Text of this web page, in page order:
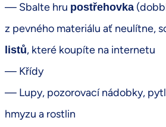
— Sbalte hru postřehovka
z pevného materiálu ať neulítne,
listů, které koupíte na internetu
— Křídy
— Lupy, pozorovací nádobky,
hmyzu a rostlin